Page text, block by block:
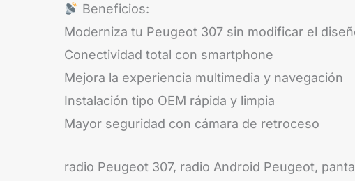
Beneficios:
Moderniza tu Peugeot 307 sin modificar el
Conectividad total con smartphone
Mejora la experiencia multimedia y navegación
Instalación tipo OEM rápida y limpia
Mayor seguridad con cámara de retroceso
radio Peugeot 307, radio Android Peugeot,